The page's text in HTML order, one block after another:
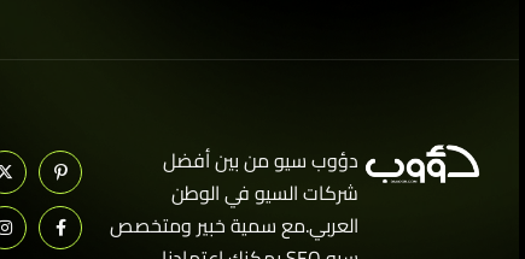
دؤوب سيو من بين أفضل
شركات السيو في الوطن
العربي.مع سمية خبير ومتخصص